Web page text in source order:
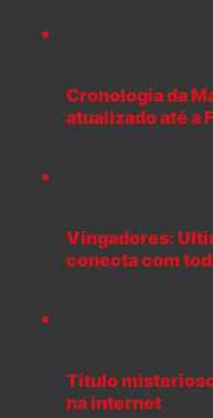
Cronologia da
atualizado até a
Vingadores:
conecta com
Título
na internet